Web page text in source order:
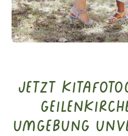
Jetzt
Umgebung